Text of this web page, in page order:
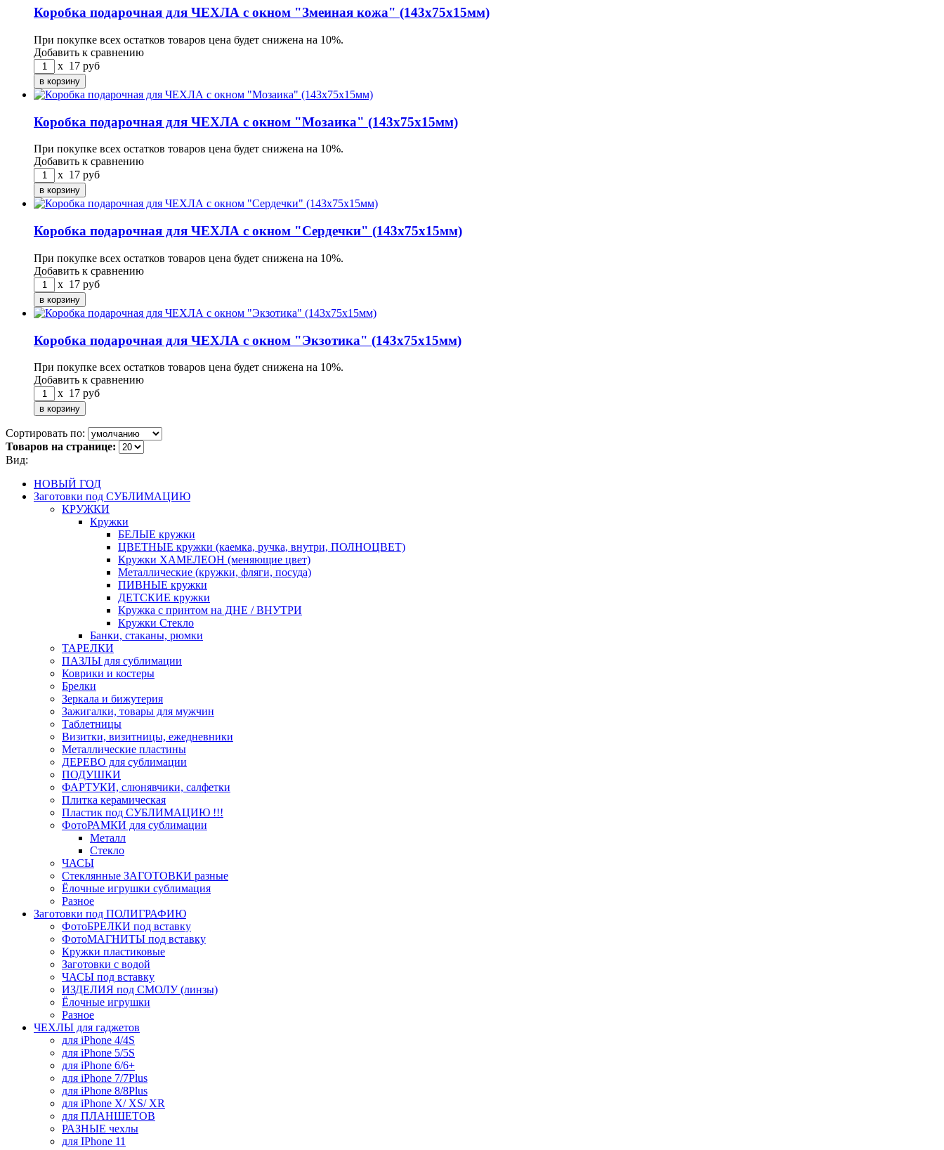
Коробка подарочная для ЧЕХЛА с окном "Змеиная кожа" (143х75х15мм)
При покупке всех остатков товаров цена будет снижена на 10%.
Добавить к сравнению
x 17 руб
Коробка подарочная для ЧЕХЛА с окном "Мозаика" (143х75х15мм)
При покупке всех остатков товаров цена будет снижена на 10%.
Добавить к сравнению
x 17 руб
Коробка подарочная для ЧЕХЛА с окном "Сердечки" (143х75х15мм)
При покупке всех остатков товаров цена будет снижена на 10%.
Добавить к сравнению
x 17 руб
Коробка подарочная для ЧЕХЛА с окном "Экзотика" (143х75х15мм)
При покупке всех остатков товаров цена будет снижена на 10%.
Добавить к сравнению
x 17 руб
Сортировать по:
Товаров на странице:
Вид:
НОВЫЙ ГОД
Заготовки под СУБЛИМАЦИЮ
КРУЖКИ
Кружки
БЕЛЫЕ кружки
ЦВЕТНЫЕ кружки (каемка, ручка, внутри, ПОЛНОЦВЕТ)
Кружки ХАМЕЛЕОН (меняющие цвет)
Металлические (кружки, фляги, посуда)
ПИВНЫЕ кружки
ДЕТСКИЕ кружки
Кружка с принтом на ДНЕ / ВНУТРИ
Кружки Стекло
Банки, стаканы, рюмки
ТАРЕЛКИ
ПАЗЛЫ для сублимации
Коврики и костеры
Брелки
Зеркала и бижутерия
Зажигалки, товары для мужчин
Таблетницы
Визитки, визитницы, ежедневники
Металлические пластины
ДЕРЕВО для сублимации
ПОДУШКИ
ФАРТУКИ, слюнявчики, салфетки
Плитка керамическая
Пластик под СУБЛИМАЦИЮ !!!
ФотоРАМКИ для сублимации
Металл
Стекло
ЧАСЫ
Стеклянные ЗАГОТОВКИ разные
Ёлочные игрушки сублимация
Разное
Заготовки под ПОЛИГРАФИЮ
ФотоБРЕЛКИ под вставку
ФотоМАГНИТЫ под вставку
Кружки пластиковые
Заготовки с водой
ЧАСЫ под вставку
ИЗДЕЛИЯ под СМОЛУ (линзы)
Ёлочные игрушки
Разное
ЧЕХЛЫ для гаджетов
для iPhone 4/4S
для iPhone 5/5S
для iPhone 6/6+
для iPhone 7/7Plus
для iPhone 8/8Plus
для iPhone X/ XS/ XR
для ПЛАНШЕТОВ
РАЗНЫЕ чехлы
для IPhone 11